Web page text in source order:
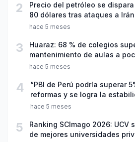
2
Precio del petróleo se
80 dólares tras ataques a Irán
hace 5 meses
3
Huaraz: 68 % de colegios
mantenimiento de aulas a
año escolar 2026
hace 5 meses
4
“PBI de Perú podría superar
reformas y se logra la
hace 5 meses
5
Ranking SCImago 2026: UCV
de mejores universidades